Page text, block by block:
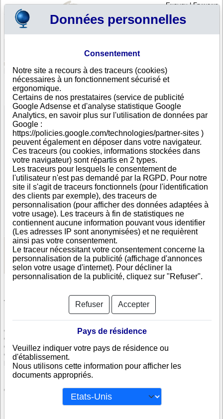
English|Français
Votre panier est vide
Etats-Unis >Toutes villes >Glen Allen
Markel American Insurance Company, Glen Allen
FICHE ENTREPRISE
Dénomination Markel American Insurance Company
Adresse
4521 Highwoods Pkwy Ste 200
Ville
Glen Allen- 230606513
État
Virginia
Région
VA
Pays
Etats-Unis
Type
d'adresse
Adresse unique
Téléphone
+1 80--------
DUNS®
Number
79-------
Cette entreprise fait partie d'un groupe de sociétés.
Nombre de sociétés dans ce groupe : 215
Voir les informations disponibles
Vérifiez Markel American Insurance Company
Markel American Insurance Company est immatriculée au registre du
commerce américain. Info-clipper.com vous propose une large gamme de
documents et de rapports contenant d'une part des informations issues
des données légales permettant notamment de constituer l'équivalent
d'un Kbis et d'autres part des analyses et enquêtes commerciales
permettant d'évaluer la fiabilité et la solvabilité de cette entreprise.
Les documents sur Markel American Insurance Company contiennent
des informations telles que :
Données personnelles
Consentement
Notre site a recours à des traceurs (cookies)
nécessaires à un fonctionnement sécurisé et
ergonomique.
Certains de nos prestataires (service de publicité
Google Adsense et d'analyse statistique Google
Analytics, en savoir plus sur l'utilisation de données par
Google :
https://policies.google.com/technologies/partner-sites )
peuvent également en déposer dans votre navigateur.
Ces traceurs (ou cookies, informations stockées dans
votre navigateur) sont répartis en 2 types.
Les traceurs pour lesquels le consentement de
l'utilisateur n'est pas demandé par la RGPD. Pour notre
site il s'agit de traceurs fonctionnels (pour l'identification
des clients par exemple), des traceurs de
personnalisation (pour afficher des données adaptées à
votre usage). Les traceurs à fin de statistiques ne
contiennent aucune information pouvant vous identifier
(Les adresses IP sont anonymisées) et ne requièrent
ainsi pas votre consentement.
Le traceur nécessitant votre consentement concerne la
personnalisation de la publicité (affichage d'annonces
selon votre usage d'internet). Pour décliner la
personnalisation de la publicité, cliquez sur "Refuser".
Refuser Accepter
Pays de résidence
Veuillez indiquer votre pays de résidence ou
d'établissement.
Nous utilisons cette information pour afficher les
documents appropriés.